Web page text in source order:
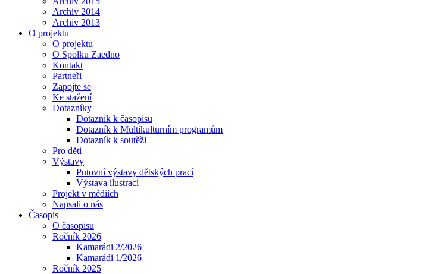
Archiv 2014
Archiv 2013
O projektu
O projektu
O Spolku Zaedno
Kontakt
Partneři
Zapojte se
Ke stažení
Dotazníky
Dotazník k časopisu
Dotazník k Multikulturním programům
Dotazník k soutěži
Pro děti
Výstavy
Putovní výstavy dětských prací
Výstava ilustrací
Projekt v médiích
Napsali o nás
Časopis
O časopisu
Ročník 2026
Kamarádi 2/2026
Kamarádi 1/2026
Ročník 2025